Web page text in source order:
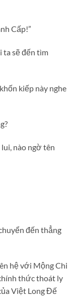
Cấp!”
ta sẽ đến tìm
kiếp này nghe
nào ngờ tên
đến thẳng
hệ với Mộng Chi
thức thoát ly
Việt Long Đế